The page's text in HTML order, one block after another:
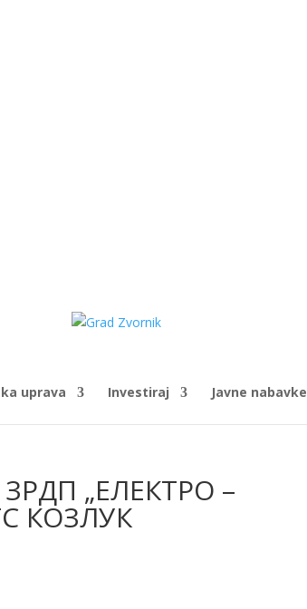
uprava Investiraj Javne nabavke
„ЕЛЕКТРО –
КОЗЛУК